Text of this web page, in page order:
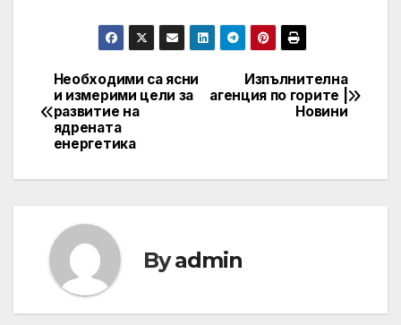
Post
navigation
Изпълнителна
агенция по горите |
Новини
Необходими са ясни
и измерими цели за
развитие на
ядрената
енергетика
Byadmin